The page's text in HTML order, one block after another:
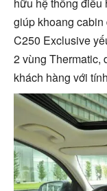
hữu hệ thống
giúp khoang
C250 Exclusive
2 vùng Thermatic,
khách hàng với